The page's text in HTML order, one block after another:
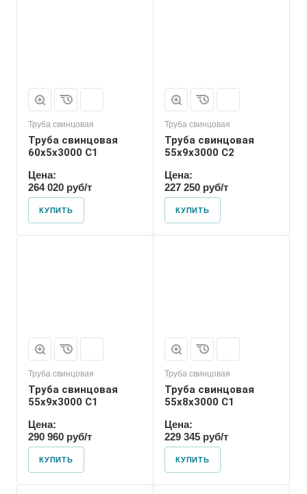
Труба свинцовая
Труба свинцовая
60x5x3000 С1
Цена:
264 020 руб/т
КУПИТЬ
Труба свинцовая
Труба свинцовая
55x9x3000 С2
Цена:
227 250 руб/т
КУПИТЬ
Труба свинцовая
Труба свинцовая
55x9x3000 С1
Цена:
290 960 руб/т
КУПИТЬ
Труба свинцовая
Труба свинцовая
55x8x3000 С1
Цена:
229 345 руб/т
КУПИТЬ